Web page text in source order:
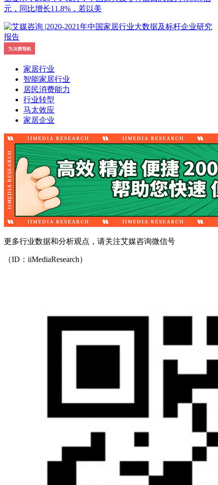
元，同比增长11.8%，若以美
家居行业
智能家居行业
居民消费能力
行业转型
马太效应
家居企业
更多行业数据和分析观点，请关注艾媒咨询微信号
（ID：iiMediaResearch）